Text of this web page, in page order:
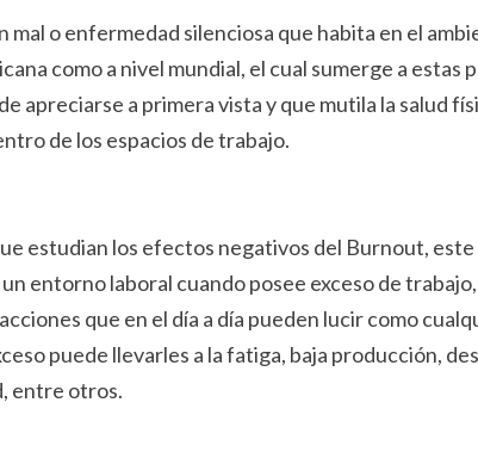
mal o enfermedad silenciosa que habita en el
como a nivel mundial, el cual sumerge a estas
apreciarse a primera vista y que mutila la salud
de los espacios de trabajo.
estudian los efectos negativos del Burnout,
entorno laboral cuando posee exceso de
que en el día a día pueden lucir como
puede llevarles a la fatiga, baja producción,
entre otros.